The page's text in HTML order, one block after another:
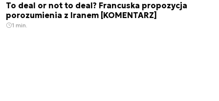
To deal or not to deal? Francuska propozycja
porozumienia z Iranem [KOMENTARZ]
1 min.